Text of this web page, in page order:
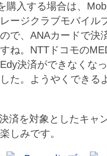
購入する場合は、
ージクラブモバイル
で、ANAカードで決
ね。NTTドコモの
決済ができなくな
た。ようやくできる
済を対象としたキャ
しみです。